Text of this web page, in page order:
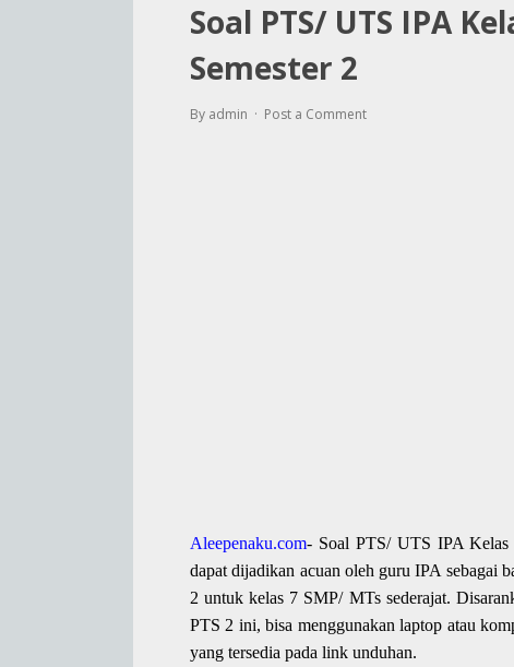
Soal PTS/ UTS IPA
Semester 2
By admin Post a Comment
Aleepenaku.com- Soal PTS/ UTS IPA Kelas
dapat dijadikan acuan oleh guru IPA sebagai
2 untuk kelas 7 SMP/ MTs sederajat.
PTS 2 ini, bisa menggunakan laptop atau
yang tersedia pada link unduhan.